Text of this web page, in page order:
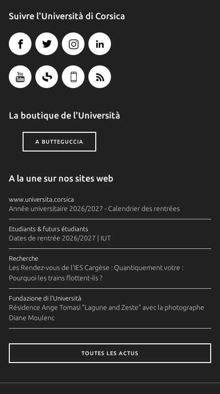
Suivre l'Università di Corsica
La boutique de l'Università
A BUTTEGUCCIA
A la une sur nos sites web
www.universita.corsica
Année universitaire 2026/2027 - Calendrier des rentrées
Etudiants & futurs étudiants
Dates de rentrée 2026/2027 | IUT
Recherche
Les Rendez-vous de l'IES Cargèse : Quantiquement votre :
Pourquoi les trains flottent-ils ?
Fundazione di l'Università
Résidence Ange Tomasi "Lagune and Zeste" avec la photographe
Diane Moulenc
TOUTES LES ACTUS